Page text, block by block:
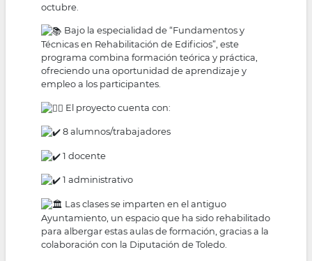
octubre.
Bajo la especialidad de “Fundamentos y
Técnicas en Rehabilitación de Edificios”, este
programa combina formación teórica y práctica,
ofreciendo una oportunidad de aprendizaje y
empleo a los participantes.
El proyecto cuenta con:
8 alumnos/trabajadores
1 docente
1 administrativo
Las clases se imparten en el antiguo
Ayuntamiento, un espacio que ha sido rehabilitado
para albergar estas aulas de formación, gracias a la
colaboración con la Diputación de Toledo.